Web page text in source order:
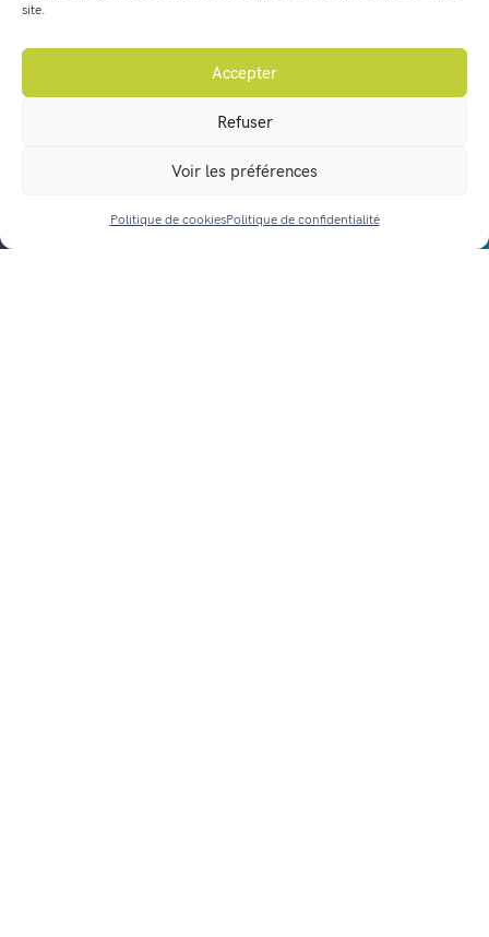
site.
Accepter
Refuser
Voir les préférences
Politique de cookiesPolitique de confidentialité
ACCÈS RAPIDE